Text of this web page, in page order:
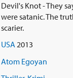
Devil's Knot - They
were satanic. The
scarier.
USA2013
Atom Egoyan